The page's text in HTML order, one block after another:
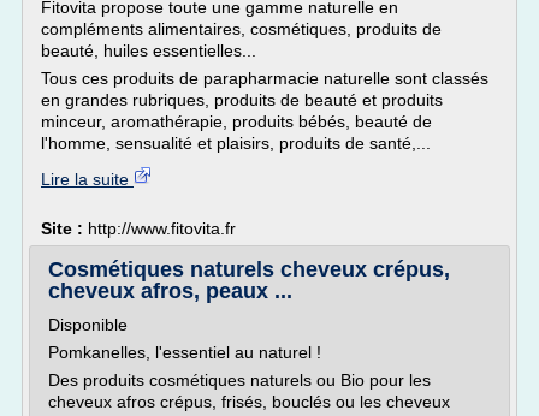
Fitovita propose toute une gamme naturelle en
compléments alimentaires, cosmétiques, produits de
beauté, huiles essentielles...
Tous ces produits de parapharmacie naturelle sont classés
en grandes rubriques, produits de beauté et produits
minceur, aromathérapie, produits bébés, beauté de
l'homme, sensualité et plaisirs, produits de santé,...
Lire la suite
Site : http://www.fitovita.fr
Cosmétiques naturels cheveux crépus,
cheveux afros, peaux ...
Disponible
Pomkanelles, l'essentiel au naturel !
Des produits cosmétiques naturels ou Bio pour les
cheveux afros crépus, frisés, bouclés ou les cheveux